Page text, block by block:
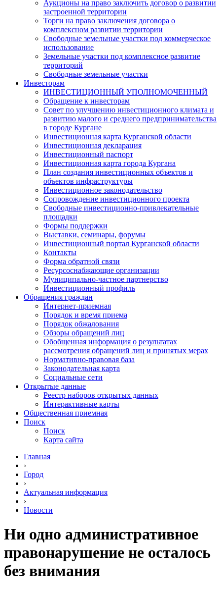
Аукционы на право заключить договор о развитии
застроенной территории
Торги на право заключения договора о
комплексном развитии территории
Свободные земельные участки под коммерческое
использование
Земельные участки под комплексное развитие
территорий
Свободные земельные участки
Инвесторам
ИНВЕСТИЦИОННЫЙ УПОЛНОМОЧЕННЫЙ
Обращение к инвесторам
Совет по улучшению инвестиционного климата и
развитию малого и среднего предпринимательства
в городе Кургане
Инвестиционная карта Курганской области
Инвестиционная декларация
Инвестиционный паспорт
Инвестиционная карта города Кургана
План создания инвестиционных объектов и
объектов инфраструктуры
Инвестиционное законодательство
Сопровождение инвестиционного проекта
Свободные инвестиционно-привлекательные
площадки
Формы поддержки
Выставки, семинары, форумы
Инвестиционный портал Курганской области
Контакты
Форма обратной связи
Ресурсоснабжающие организации
Муниципально-частное партнерство
Инвестиционный профиль
Обращения граждан
Интернет-приемная
Порядок и время приема
Порядок обжалования
Обзоры обращений лиц
Обобщенная информация о результатах
рассмотрения обращений лиц и принятых мерах
Нормативно-правовая база
Законодательная карта
Социальные сети
Открытые данные
Реестр наборов открытых данных
Интерактивные карты
Общественная приемная
Поиск
Поиск
Карта сайта
Главная
›
Город
›
Актуальная информация
›
Новости
Ни одно административное
правонарушение не осталось
без внимания